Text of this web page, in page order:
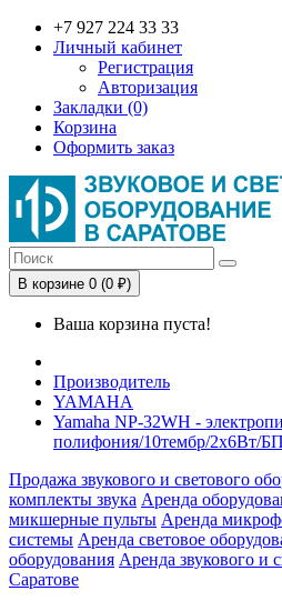
+7 927 224 33 33
Личный кабинет
Регистрация
Авторизация
Закладки (0)
Корзина
Оформить заказ
В корзине 0 (0 ₽)
Ваша корзина пуста!
Производитель
YAMAHA
Yamaha NP-32WH -
полифония/10тембр/2х6Вт/
Продажа звукового и светового
комплекты звука Аренда
микшерные пульты Аренда
системы Аренда световое
оборудования Аренда звукового и
Саратове